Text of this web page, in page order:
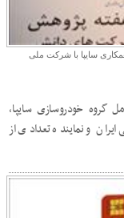
سایپا با شرکت ملی
گروه خودروسازی سایپا،
و نماینده تعدادی از